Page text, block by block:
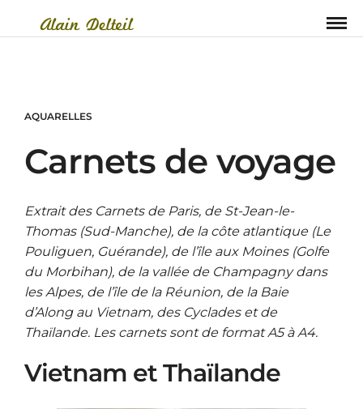
AQUARELLES
Carnets de voyage
Extrait des Carnets de Paris, de St-Jean-le-
Thomas (Sud-Manche), de la côte atlantique (Le
Pouliguen, Guérande), de l’île aux Moines (Golfe
du Morbihan), de la vallée de Champagny dans
les Alpes, de l’île de la Réunion, de la Baie
d’Along au Vietnam, des Cyclades et de
Thaïlande. Les carnets sont de format A5 à A4.
Vietnam et Thaïlande